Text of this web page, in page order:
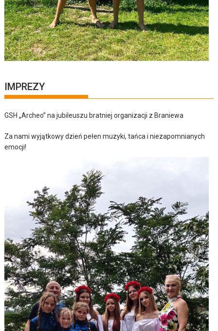
IMPREZY
GSH „Archeo” na jubileuszu bratniej organizacji z Braniewa
Za nami wyjątkowy dzień pełen muzyki, tańca i niezapomnianych
emocji!